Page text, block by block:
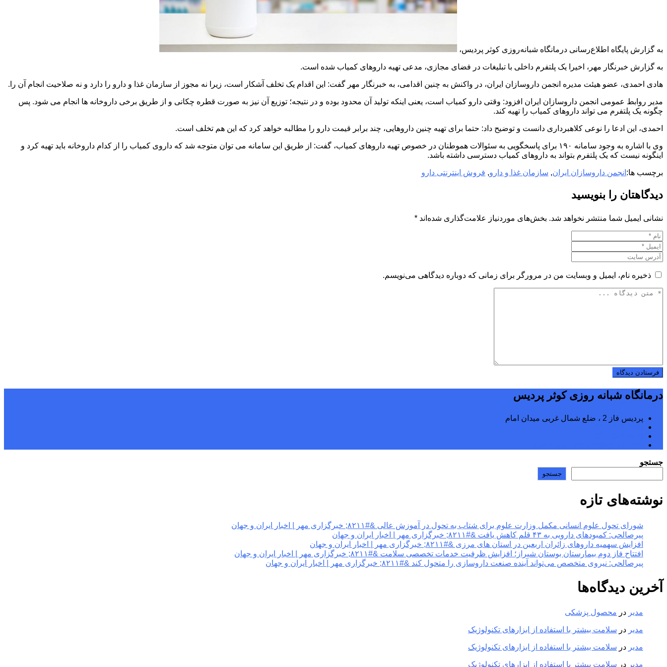
به گزارش پایگاه اطلاع‌رسانی درمانگاه شبانه‌روزی کوثر پردیس،
به گزارش خبرنگار مهر، اخیرا یک پلتفرم داخلی با تبلیغات در فضای مجازی، مدعی تهیه داروهای کمیاب شده است.
هادی احمدی، عضو هیئت مدیره انجمن داروسازان ایران، در واکنش به چنین اقدامی، به خبرنگار مهر گفت: این اقدام یک تخلف آشکار است، زیرا نه مجوز از سازمان غذا و دارو را دارد و نه صلاحیت انجام آن را.
مدیر روابط عمومی انجمن داروسازان ایران افزود: وقتی دارو کمیاب است، یعنی اینکه تولید آن محدود بوده و در نتیجه؛ توزیع آن نیز به صورت قطره چکانی و از طریق برخی داروخانه ها انجام می شود. پس
چگونه یک پلتفرم می تواند داروهای کمیاب را تهیه کند.
احمدی، این ادعا را نوعی کلاهبرداری دانست و توضیح داد: حتما برای تهیه چنین داروهایی، چند برابر قیمت دارو را مطالبه خواهد کرد که این هم تخلف است.
وی با اشاره به وجود سامانه ۱۹۰ برای پاسخگویی به سئوالات هموطنان در خصوص تهیه داروهای کمیاب، گفت: از طریق این سامانه می توان متوجه شد که داروی کمیاب را از کدام داروخانه باید تهیه کرد و
اینگونه نیست که یک پلتفرم بتواند به داروهای کمیاب دسترسی داشته باشد.
برچسب ها: انجمن داروسازان ایران, سازمان غذا و دارو, فروش اینترنتی دارو
دیدگاهتان را بنویسید
نشانی ایمیل شما منتشر نخواهد شد. بخش‌های موردنیاز علامت‌گذاری شده‌اند *
ذخیره نام، ایمیل و وبسایت من در مرورگر برای زمانی که دوباره دیدگاهی می‌نویسم.
درمانگاه شبانه روزی کوثر پردیس
پردیس فاز 2 ، ضلع شمال غربی میدان امام
جستجو
جستجو
نوشته‌های تازه
شورای تحول علوم انسانی مکمل وزارت علوم برای شتاب به تحول در آموزش عالی &#۸۲۱۱; خبرگزاری مهر | اخبار ایران و جهان
پیرصالحی: کمبودهای دارویی به ۴۳ قلم کاهش یافت &#۸۲۱۱; خبرگزاری مهر | اخبار ایران و جهان
افزایش سهمیه داروهای زائران اربعین در استان های مرزی &#۸۲۱۱; خبرگزاری مهر | اخبار ایران و جهان
افتتاح فاز دوم بیمارستان بوستان شیراز؛ افزایش ظرفیت خدمات تخصصی سلامت &#۸۲۱۱; خبرگزاری مهر | اخبار ایران و جهان
پیرصالحی: نیروی متخصص می‌تواند آینده صنعت داروسازی را متحول کند &#۸۲۱۱; خبرگزاری مهر | اخبار ایران و جهان
آخرین دیدگاه‌ها
مدیر در محصول پزشکی
مدیر در سلامت بیشتر با استفاده از ابزارهای تکنولوژیک
مدیر در سلامت بیشتر با استفاده از ابزارهای تکنولوژیک
مدیر در سلامت بیشتر با استفاده از ابزارهای تکنولوژیک